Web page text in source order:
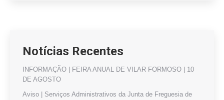
Notícias Recentes
INFORMAÇÃO | FEIRA ANUAL DE VILAR FORMOSO | 10
DE AGOSTO
Aviso | Serviços Administrativos da Junta de Freguesia de